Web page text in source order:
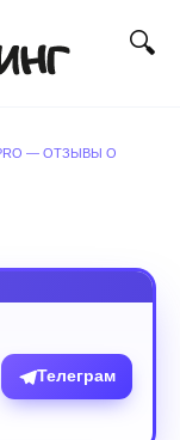
PRO — ОТЗЫВЫ О
Телеграм